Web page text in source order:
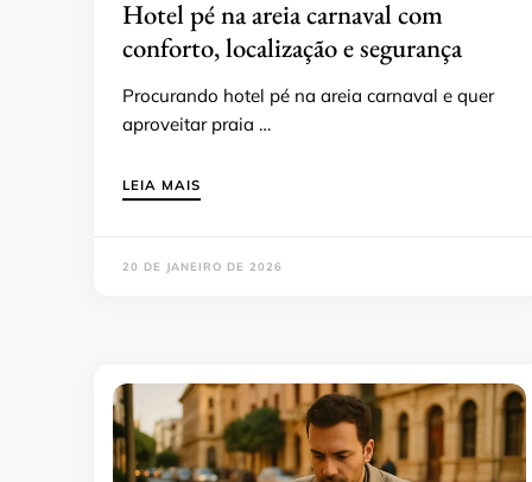
Hotel pé na areia carnaval com
conforto, localização e segurança
Procurando hotel pé na areia carnaval e quer
aproveitar praia …
LEIA MAIS
20 DE JANEIRO DE 2026